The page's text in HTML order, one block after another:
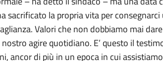
sacrificato la propria vita per consegnarci
Valori che non dobbiamo mai
agire quotidiano. E’ questo il
ancor di più in un epoca in cui